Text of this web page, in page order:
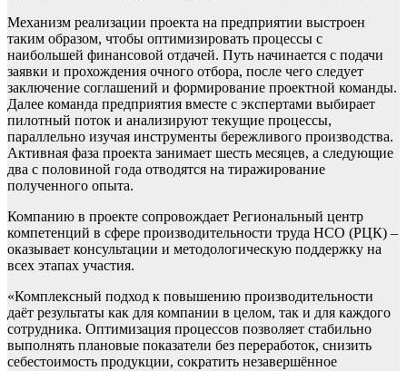
Механизм реализации проекта на предприятии выстроен
таким образом, чтобы оптимизировать процессы с
наибольшей финансовой отдачей. Путь начинается с подачи
заявки и прохождения очного отбора, после чего следует
заключение соглашений и формирование проектной команды.
Далее команда предприятия вместе с экспертами выбирает
пилотный поток и анализируют текущие процессы,
параллельно изучая инструменты бережливого производства.
Активная фаза проекта занимает шесть месяцев, а следующие
два с половиной года отводятся на тиражирование
полученного опыта.
Компанию в проекте сопровождает Региональный центр
компетенций в сфере производительности труда НСО (РЦК) –
оказывает консультации и методологическую поддержку на
всех этапах участия.
«Комплексный подход к повышению производительности
даёт результаты как для компании в целом, так и для каждого
сотрудника. Оптимизация процессов позволяет стабильно
выполнять плановые показатели без переработок, снизить
себестоимость продукции, сократить незавершённое